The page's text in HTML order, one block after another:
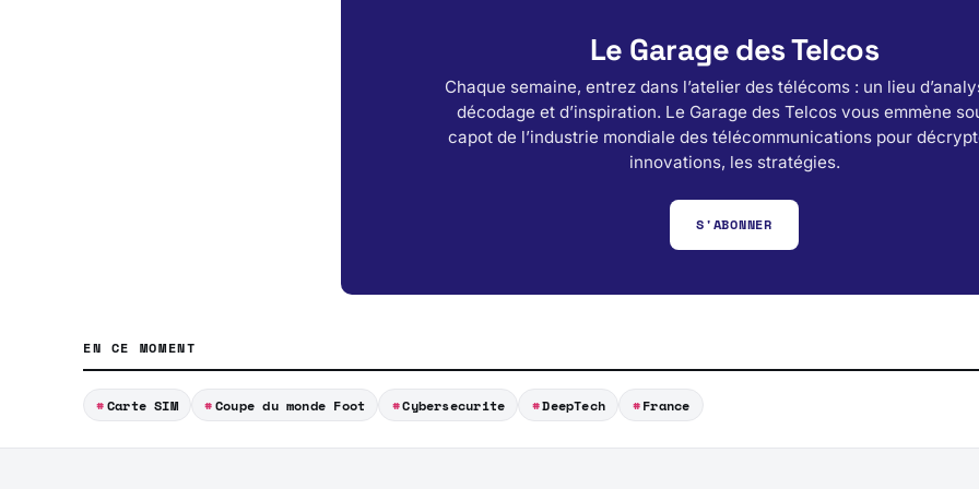
Le Garage des Telcos
Chaque semaine, entrez dans l’atelier des télécoms : un lieu
décodage et d’inspiration. Le Garage des Telcos vous emmène
capot de l’industrie mondiale des télécommunications pour
innovations, les stratégies.
S'ABONNER
EN CE MOMENT
Carte SIM Coupe du monde Foot Cybersecurite DeepTech France